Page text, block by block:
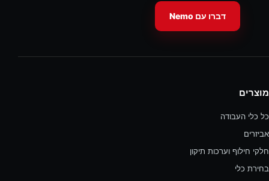
דברו עם Nemo
מוצרים
כל כלי העבודה
אביזרים
חלקי חילוף וערכות תיקון
בחירת כלי